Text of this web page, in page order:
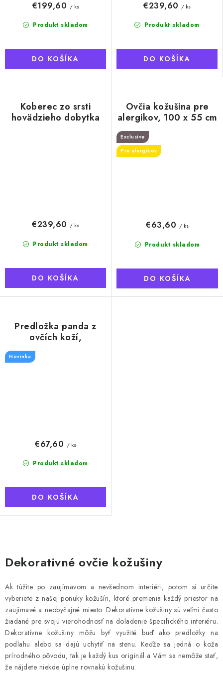
Produkt skladom
€199,60 / ks
DO KOŠÍKA
Produkt skladom
€239,60 / ks
DO KOŠÍKA
Koberec zo srsti
hovädzieho dobytka
Produkt skladom
€239,60 / ks
DO KOŠÍKA
Ovčia kožušina pre
alergikov, 100 x 55 cm
Exclusive
Pre alergikov
Produkt skladom
€63,60 / ks
DO KOŠÍKA
Predložka panda z
ovčích koží,
biela/svetlo hnedá
Novinka
Produkt skladom
€67,60 / ks
DO KOŠÍKA
v
l
á
d
a
c
i
e
p
Dekorativné ovčie kožušiny
Ak túžite po zaujímavom a nevšednom interiéri, potom si určite
vyberiete z našej ponuky kožušín, ktoré premenia každý priestor na
zaujímavé a neobyčajné miesto. Dekoratívne kožušiny sú veľmi často
žiadané pre svoju vierohodnosť na doladenie špecifického interiéru.
Dekoratívne kožušiny môžu byť využité buď ako predložky na
podlahu alebo sa dajú uchytiť na stenu. Keďže sa jedná o koža
prírodného pôvodu, tak je každý kus originál a Vám sa nemôže stať,
že nájdete niekde úplne rovnakú kožušinu.